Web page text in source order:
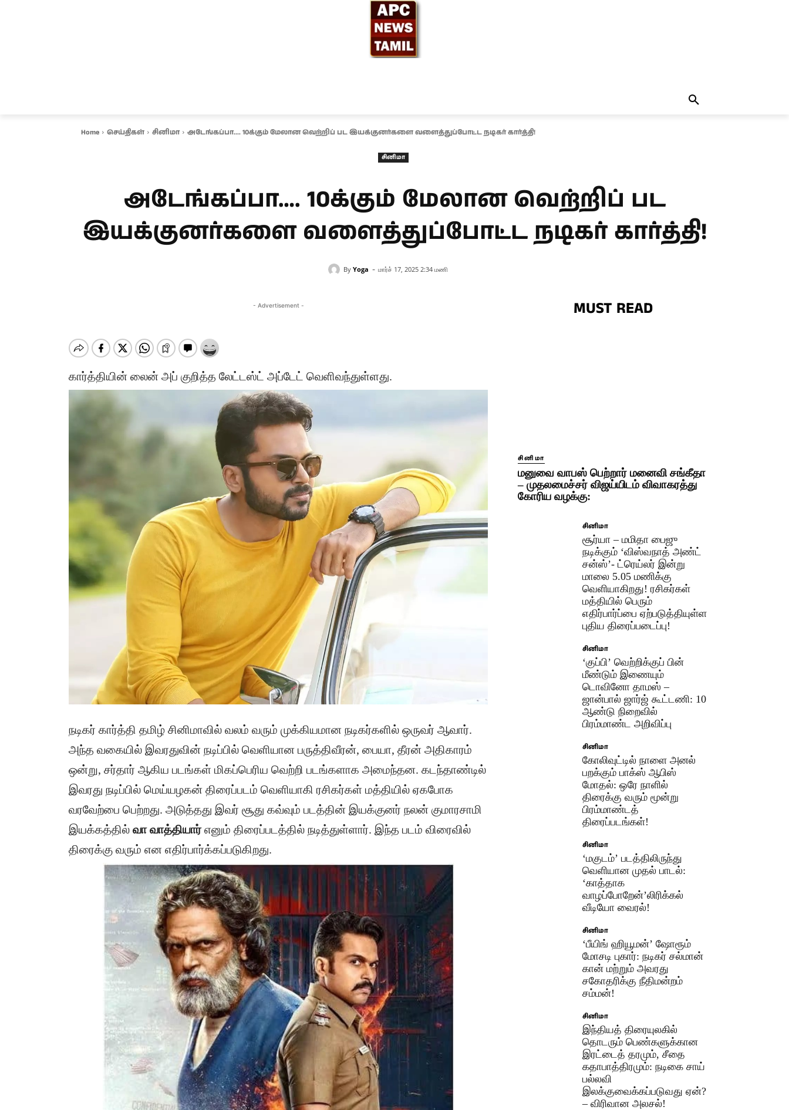
Home செய்திகள் சினிமா அடேங்கப்பா.... 10க்கும் மேலான வெற்றிப் பட இயக்குனர்களை வளைத்துப்போட்ட நடிகர் கார்த்தி!
சினிமா
அடேங்கப்பா…. 10க்கும் மேலான வெற்றிப் பட
இயக்குனர்களை வளைத்துப்போட்ட நடிகர் கார்த்தி!
By Yoga - மார்ச் 17, 2025 2:34 மணி
- Advertisement -
கார்த்தியின் லைன் அப் குறித்த லேட்டஸ்ட் அப்டேட் வெளிவந்துள்ளது.
நடிகர் கார்த்தி தமிழ் சினிமாவில் வலம் வரும் முக்கியமான நடிகர்களில் ஒருவர் ஆவார்.
அந்த வகையில் இவரதுவின் நடிப்பில் வெளியான பருத்திவீரன், பையா, தீரன் அதிகாரம்
ஒன்று, சர்தார் ஆகிய படங்கள் மிகப்பெரிய வெற்றி படங்களாக அமைந்தன. கடந்தாண்டில்
இவரது நடிப்பில் மெய்யழகன் திரைப்படம் வெளியாகி ரசிகர்கள் மத்தியில் ஏகபோக
வரவேற்பை பெற்றது. அடுத்தது இவர் சூது கவ்வும் படத்தின் இயக்குனர் நலன் குமாரசாமி
இயக்கத்தில் வா வாத்தியார்எனும் திரைப்படத்தில் நடித்துள்ளார். இந்த படம் விரைவில்
திரைக்கு வரும் என எதிர்பார்க்கப்படுகிறது.
MUST READ
சினிமா
மனுவை வாபஸ் பெற்றார் மனைவி சங்கீதா
– முதலமைச்சர் விஜய்யிடம் விவாகரத்து
கோரிய வழக்கு:
சினிமா
சூர்யா – மமிதா பைஜு
நடிக்கும் ‘விஸ்வநாத் அண்ட்
சன்ஸ்’- ட்ரெய்லர் இன்று
மாலை 5.05 மணிக்கு
வெளியாகிறது! ரசிகர்கள்
மத்தியில் பெரும்
எதிர்பார்ப்பை ஏற்படுத்தியுள்ள
புதிய திரைப்படைப்பு!
சினிமா
‘குப்பி’ வெற்றிக்குப் பின்
மீண்டும் இணையும்
டொவினோ தாமஸ் –
ஜான்பால் ஜார்ஜ் கூட்டணி: 10
ஆண்டு நிறைவில்
பிரம்மாண்ட அறிவிப்பு
சினிமா
கோலிவுட்டில் நாளை அனல்
பறக்கும் பாக்ஸ் ஆபிஸ்
மோதல்: ஒரே நாளில்
திரைக்கு வரும் மூன்று
பிரம்மாண்டத்
திரைப்படங்கள்!
சினிமா
‘மகுடம்’ படத்திலிருந்து
வெளியான முதல் பாடல்:
‘காத்தாக
வாழப்போறேன்’லிரிக்கல்
வீடியோ வைரல்!
சினிமா
‘பீயிங் ஹியூமன்’ ஷோரூம்
மோசடி புகார்: நடிகர் சல்மான்
கான் மற்றும் அவரது
சகோதரிக்கு நீதிமன்றம்
சம்மன்!
சினிமா
இந்தியத் திரையுலகில்
தொடரும் பெண்களுக்கான
இரட்டைத் தரமும், சீதை
கதாபாத்திரமும்: நடிகை சாய்
பல்லவி
இலக்குவைக்கப்படுவது ஏன்?
– விரிவான அலசல்!